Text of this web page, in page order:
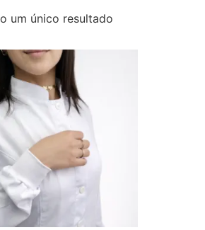
um único resultado